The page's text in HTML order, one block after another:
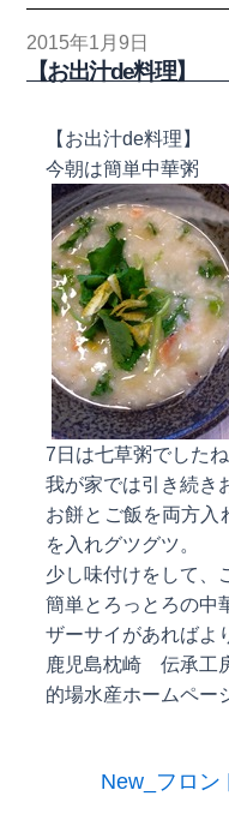
2015年1月9日
【お出汁de料理
【お出汁de料理
今朝は簡単中華粥
7日は七草粥でしたね
我が家では引き続き
お餅とご飯を両方入
を入れグツグツ。
少し味付けをして、
簡単とろっとろの中
ザーサイがあればよ
鹿児島枕崎 伝承工
的場水産ホームペー
New_フロン